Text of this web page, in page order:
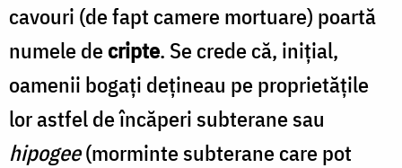
cavouri (de fapt camere mortuare) poartă
numele decripte. Se crede că, iniţial,
oamenii bogaţi deţineau pe proprietăţile
lor astfel de încăperi subterane sau
hipogee(morminte subterane care pot